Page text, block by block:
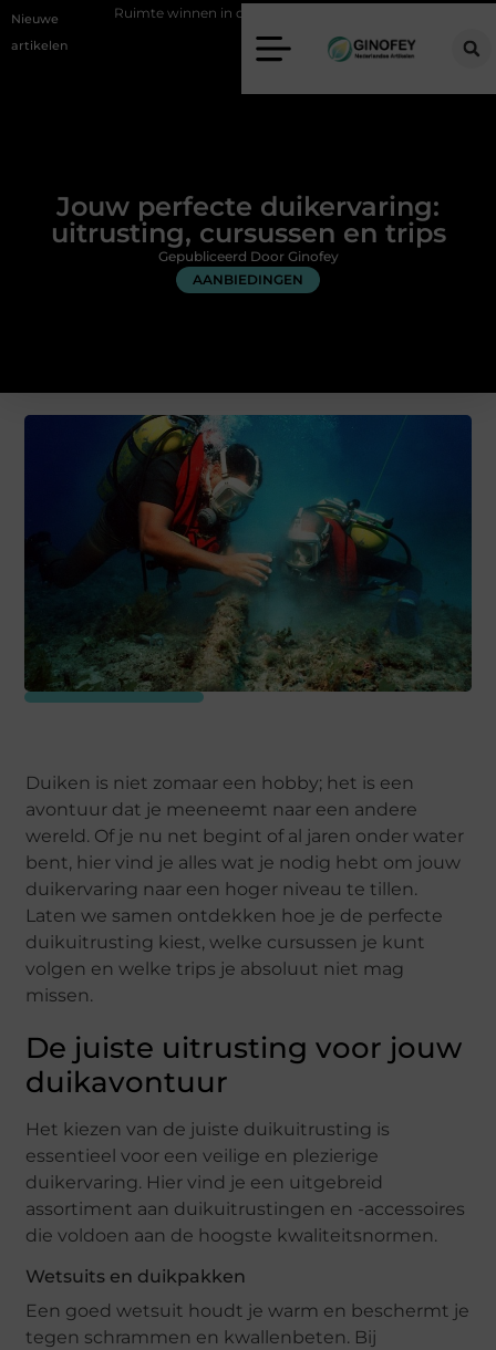
Nieuwe
artikelen
winnen in de slaapkamer met een boxspring met opbergruimte
Jouw perfecte duikervaring:
uitrusting, cursussen en trips
AANBIEDINGEN
Gepubliceerd Door Ginofey
Duiken is niet zomaar een hobby; het is een
avontuur dat je meeneemt naar een andere
wereld. Of je nu net begint of al jaren onder water
bent, hier vind je alles wat je nodig hebt om jouw
duikervaring naar een hoger niveau te tillen.
Laten we samen ontdekken hoe je de perfecte
duikuitrusting kiest, welke cursussen je kunt
volgen en welke trips je absoluut niet mag
missen.
De juiste uitrusting voor jouw
duikavontuur
Het kiezen van de juiste duikuitrusting is
essentieel voor een veilige en plezierige
duikervaring. Hier vind je een uitgebreid
assortiment aan duikuitrustingen en -accessoires
die voldoen aan de hoogste kwaliteitsnormen.
Wetsuits en duikpakken
Een goed wetsuit houdt je warm en beschermt je
tegen schrammen en kwallenbeten. Bij